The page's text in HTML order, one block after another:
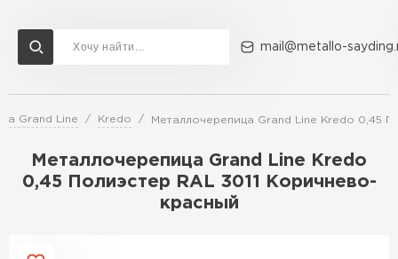
mail@metallo-
Grand Line Kredo Металлочерепица Grand Line Kredo 0,45
Металлочерепица Grand Line Kredo
0,45 Полиэстер RAL 3011 Коричнево-
красный
Доставка и оплата Акции О компании Контакты
Перейти в каталог